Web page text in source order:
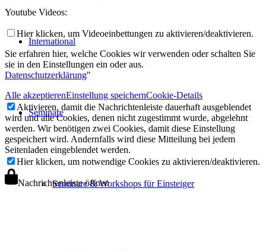
International
Seminare
Seminare & Workshops für Einsteiger
Youtube Videos:
Hier klicken, um Videoeinbettungen zu aktivieren/deaktivieren.
Sie erfahren hier, welche Cookies wir verwenden oder schalten Sie
sie in den Einstellungen ein oder aus.
Datenschutzerklärung"
Alle akzeptierenEinstellung speichernCookie-Details
Aktivieren, damit die Nachrichtenleiste dauerhaft ausgeblendet
wird und alle Cookies, denen nicht zugestimmt wurde, abgelehnt
werden. Wir benötigen zwei Cookies, damit diese Einstellung
gespeichert wird. Andernfalls wird diese Mitteilung bei jedem
Seitenladen eingeblendet werden.
Hier klicken, um notwendige Cookies zu aktivieren/deaktivieren.
Nachrichtenleiste öffnen